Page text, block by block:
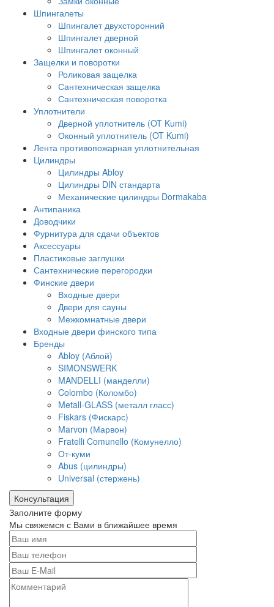
Шпингалеты
Шпингалет двухсторонний
Шпингалет дверной
Шпингалет оконный
Защелки и поворотки
Роликовая защелка
Сантехническая защелка
Сантехническая поворотка
Уплотнители
Дверной уплотнитель (OT Kumi)
Оконный уплотнитель (OT Kumi)
Лента противопожарная уплотнительная
Цилиндры
Цилиндры Abloy
Цилиндры DIN стандарта
Механические цилиндры Dormakaba
Антипаника
Доводчики
Фурнитура для сдачи объектов
Аксессуары
Пластиковые заглушки
Сантехнические перегородки
Финские двери
Входные двери
Двери для сауны
Межкомнатные двери
Входные двери финского типа
Бренды
Abloy (Аблой)
SIMONSWERK
MANDELLI (манделли)
Colombo (Коломбо)
Metall-GLASS (металл гласс)
Fiskars (Фискарс)
Marvon (Марвон)
Fratelli Comunello (Комунелло)
От-куми
Abus (цилиндры)
Universal (стержень)
Консультация
Заполните форму
Мы свяжемся с Вами в ближайшее время